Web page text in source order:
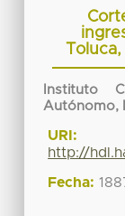
Toluca,
Instituto
Autónomo,
URI:
http://
Fecha: